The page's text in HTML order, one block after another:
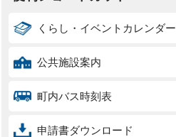
くらし・イベントカレンダー
公共施設案内
町内バス時刻表
申請書ダウンロード